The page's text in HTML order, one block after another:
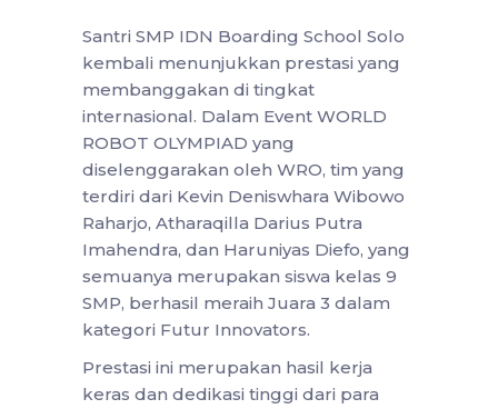
Santri SMP IDN Boarding School Solo
kembali menunjukkan prestasi yang
membanggakan di tingkat
internasional. Dalam Event WORLD
ROBOT OLYMPIAD yang
diselenggarakan oleh WRO, tim yang
terdiri dari Kevin Deniswhara Wibowo
Raharjo, Atharaqilla Darius Putra
Imahendra, dan Haruniyas Diefo, yang
semuanya merupakan siswa kelas 9
SMP, berhasil meraih Juara 3 dalam
kategori Futur Innovators.
Prestasi ini merupakan hasil kerja
keras dan dedikasi tinggi dari para